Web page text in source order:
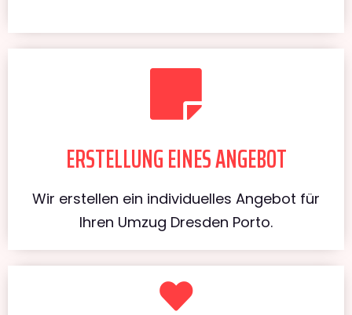
ERSTELLUNG EINES ANGEBOT
Wir erstellen ein individuelles Angebot für
Ihren Umzug Dresden Porto.